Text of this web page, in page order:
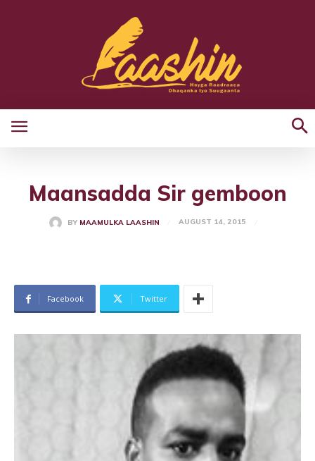
BY MAAMULKA LAASHIN AUGUST 14, 2015
Facebook Twitter